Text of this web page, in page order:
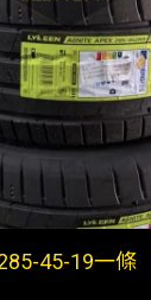
45-19一條